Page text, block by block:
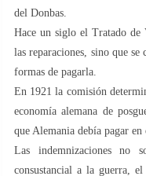
del Donbas.
Hace un siglo el Tratado de
las reparaciones, sino que
formas de pagarla.
En 1921 la comisión
economía alemana de
que Alemania debía pagar en
Las indemnizaciones no
consustancial a la guerra,